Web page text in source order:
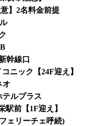
】2名料金前提
幹線口
ニック【24F迎え】
オ
ルプラス
駅前【1F迎え】
ェリーチェ呼続)